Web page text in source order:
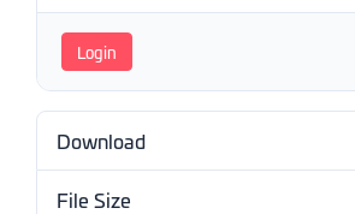
Login
Download
File Size